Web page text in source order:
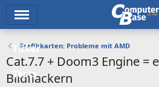
Ticker
Tests
Grafikkarten: Probleme mit AMD
Cat.7.7 + Doom3 Engine =
Bildflackern